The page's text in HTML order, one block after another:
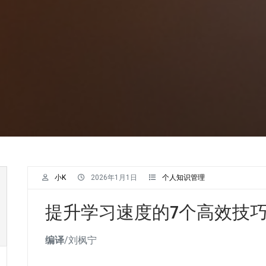
小K 2026年1月1日 个人知识管理
提升学习速度的7个高效技
编译/刘枫宁